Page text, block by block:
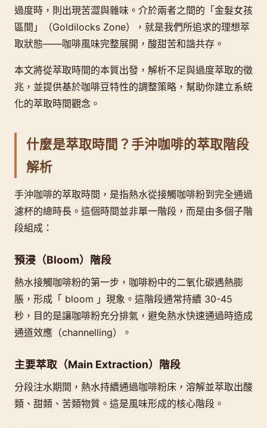
過度時，則出現苦澀與雜味。介於兩者之間的「金髮女孩
區間」（Goldilocks Zone），就是我們所追求的理想萃
取狀態——咖啡風味完整展開，酸甜苦和諧共存。
本文將從萃取時間的本質出發，解析不足與過度萃取的徵
兆，並提供基於咖啡豆特性的調整策略，幫助你建立系統
化的萃取時間觀念。
什麼是萃取時間？手沖咖啡的萃取階段
解析
手沖咖啡的萃取時間，是指熱水從接觸咖啡粉到完全通過
濾杯的總時長。這個時間並非單一階段，而是由多個子階
段組成：
預浸（Bloom）階段
熱水接觸咖啡粉的第一步，咖啡粉中的二氧化碳遇熱膨
脹，形成「 bloom 」現象。這階段通常持續 30-45
秒，目的是讓咖啡粉充分排氣，避免熱水快速通過時造成
通道效應（channelling）。
主要萃取（Main Extraction）階段
分段注水期間，熱水持續通過咖啡粉床，溶解並萃取出酸
類、甜類、苦類物質。這是風味形成的核心階段。